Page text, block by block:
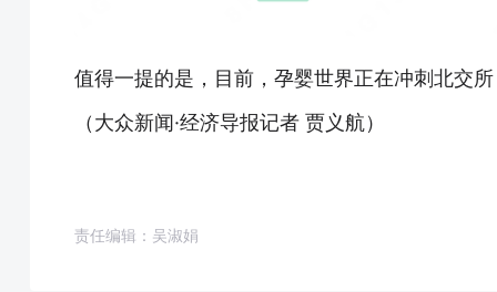
值得一提的是，目前，孕婴世界正在冲刺北交
（大众新闻·经济导报记者 贾义航）
责任编辑：吴淑娟